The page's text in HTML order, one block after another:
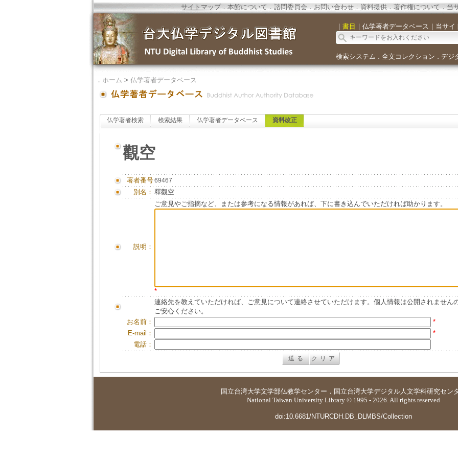
サイトマップ．本館について．諮問委員会． お問い合わせ． 資料提供．著作権について．当
｜ 書目 ｜ 仏学著者データベース ｜ 当サイ
検索システム ． 全文コレクション ． デジ
． ホーム > 仏学著者データベース
仏学著者検索 検索結果 仏学著者データベース 資料改正
觀空
著者番号69467
別名： 釋觀空
説明：
ご意見やご指摘など、または参考になる情報があれば、下に書き込んでいただければ助かります。
*
連絡先を教えていただければ、ご意見について連絡させていただけます。個人情報は公開されません
ご安心ください。
お名前：
*
E-mail：
*
電話：
国立台湾大学文学部仏教学センター ． 国立台湾大学デジタル人文学科研究セン
National Taiwan University Library © 1995 - 2026. All rights reserved
doi:10.6681/NTURCDH.DB_DLMBS/Collection